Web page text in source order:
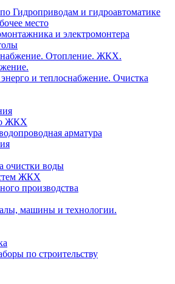
Гидроприводам и гидроавтоматике
место
и электромонтера
Отопление. ЖКХ.
и теплоснабжение. Очистка
ЖКХ
арматура
очистки воды
ЖКХ
производства
машины и технологии.
по строительству